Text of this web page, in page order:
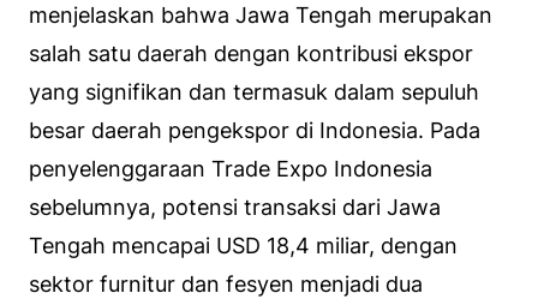
menjelaskan bahwa Jawa Tengah merupakan
salah satu daerah dengan kontribusi ekspor
yang signifikan dan termasuk dalam sepuluh
besar daerah pengekspor di Indonesia. Pada
penyelenggaraan Trade Expo Indonesia
sebelumnya, potensi transaksi dari Jawa
Tengah mencapai USD 18,4 miliar, dengan
sektor furnitur dan fesyen menjadi dua